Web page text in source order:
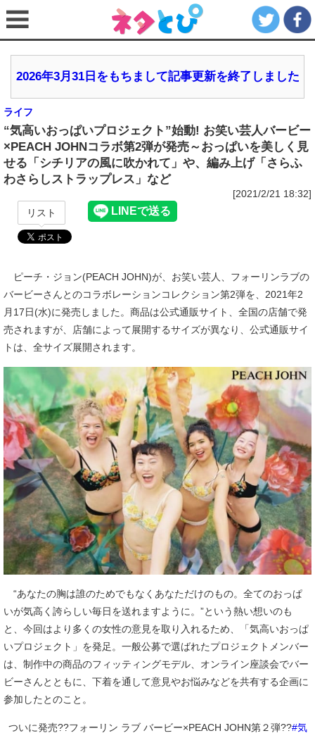
2026年3月31日をもちまして記事更新を終了しました
ライフ
“気高いおっぱいプロジェクト”始動! お笑い芸人バービー
×PEACH JOHNコラボ第2弾が発売～おっぱいを美しく見
せる「シチリアの風に吹かれて」や、編み上げ「さらふ
わさらしストラップレス」など
[2021/2/21 18:32]
リスト
ピーチ・ジョン(PEACH JOHN)が、お笑い芸人、フォーリンラブの
バービーさんとのコラボレーションコレクション第2弾を、2021年2
月17日(水)に発売しました。商品は公式通販サイト、全国の店舗で発
売されますが、店舗によって展開するサイズが異なり、公式通販サイ
トは、全サイズ展開されます。
“あなたの胸は誰のためでもなくあなただけのもの。全てのおっぱ
いが気高く誇らしい毎日を送れますように。”という熱い想いのも
と、今回はより多くの女性の意見を取り入れるため、「気高いおっぱ
いプロジェクト」を発足。一般公募で選ばれたプロジェクトメンバー
は、制作中の商品のフィッティングモデル、オンライン座談会でバー
ビーさんとともに、下着を通して意見やお悩みなどを共有する企画に
参加したとのこと。
ついに発売??フォーリン ラブ バービー×PEACH JOHN第２弾??#気